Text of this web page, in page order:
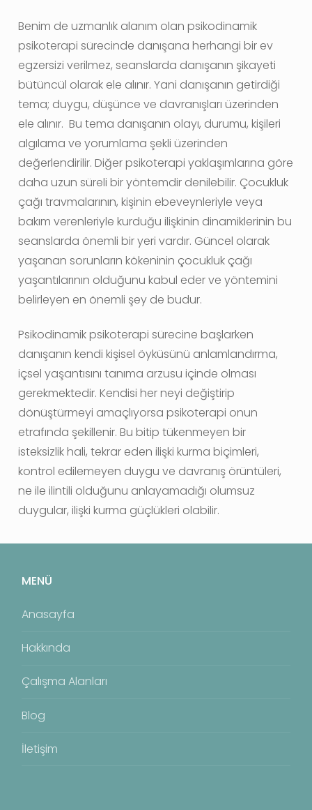
Benim de uzmanlık alanım olan psikodinamik
psikoterapi sürecinde danışana herhangi bir ev
egzersizi verilmez, seanslarda danışanın şikayeti
bütüncül olarak ele alınır. Yani danışanın getirdiği
tema; duygu, düşünce ve davranışları üzerinden
ele alınır. Bu tema danışanın olayı, durumu, kişileri
algılama ve yorumlama şekli üzerinden
değerlendirilir. Diğer psikoterapi yaklaşımlarına göre
daha uzun süreli bir yöntemdir denilebilir. Çocukluk
çağı travmalarının, kişinin ebeveynleriyle veya
bakım verenleriyle kurduğu ilişkinin dinamiklerinin bu
seanslarda önemli bir yeri vardır. Güncel olarak
yaşanan sorunların kökeninin çocukluk çağı
yaşantılarının olduğunu kabul eder ve yöntemini
belirleyen en önemli şey de budur.
Psikodinamik psikoterapi sürecine başlarken
danışanın kendi kişisel öyküsünü anlamlandırma,
içsel yaşantısını tanıma arzusu içinde olması
gerekmektedir. Kendisi her neyi değiştirip
dönüştürmeyi amaçlıyorsa psikoterapi onun
etrafında şekillenir. Bu bitip tükenmeyen bir
isteksizlik hali, tekrar eden ilişki kurma biçimleri,
kontrol edilemeyen duygu ve davranış örüntüleri,
ne ile ilintili olduğunu anlayamadığı olumsuz
duygular, ilişki kurma güçlükleri olabilir.
MENÜ
Anasayfa
Hakkında
Çalışma Alanları
Blog
İletişim